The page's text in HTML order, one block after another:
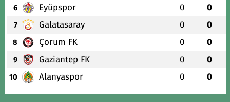
6 Eyüpspor 0 0
7 Galatasaray 0 0
8 Çorum FK 0 0
9 Gaziantep FK 0 0
10 Alanyaspor 0 0